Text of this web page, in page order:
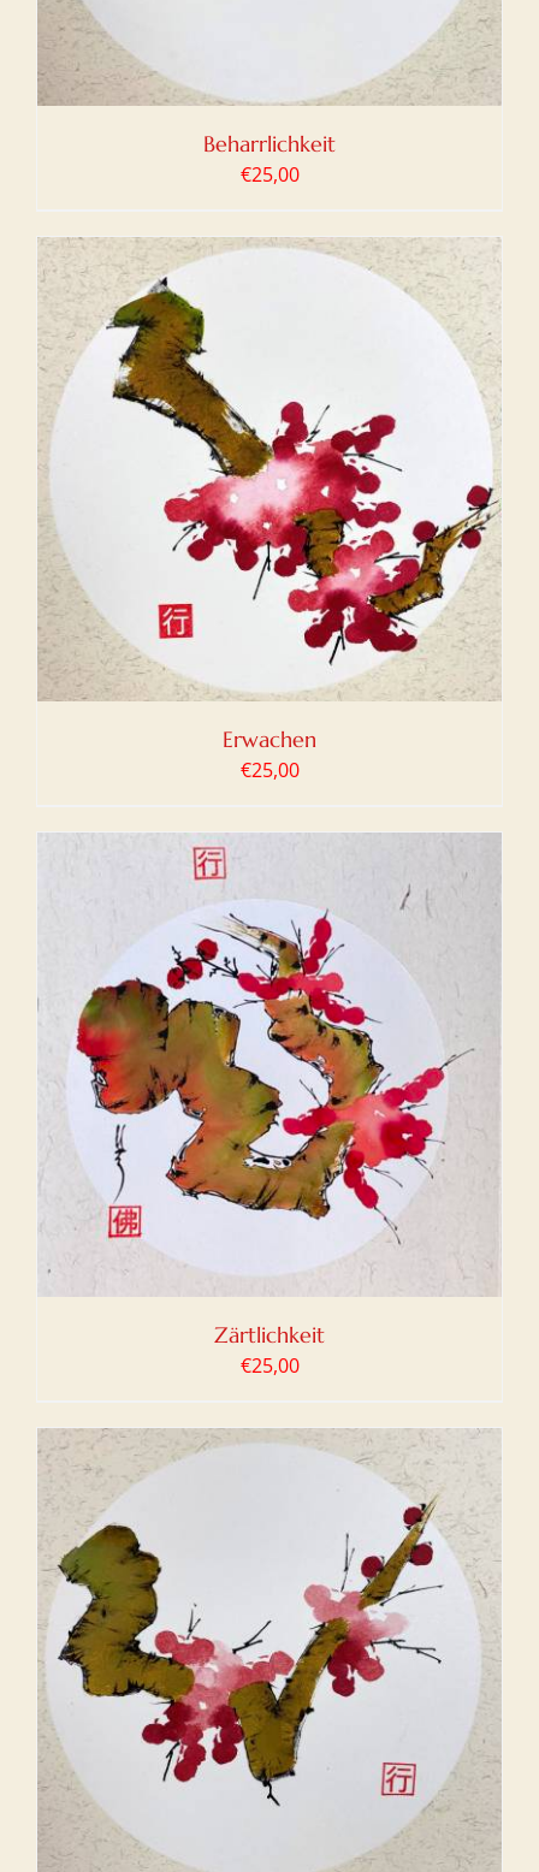
Beharrlichkeit
€25,00
Erwachen
€25,00
Zärtlichkeit
€25,00